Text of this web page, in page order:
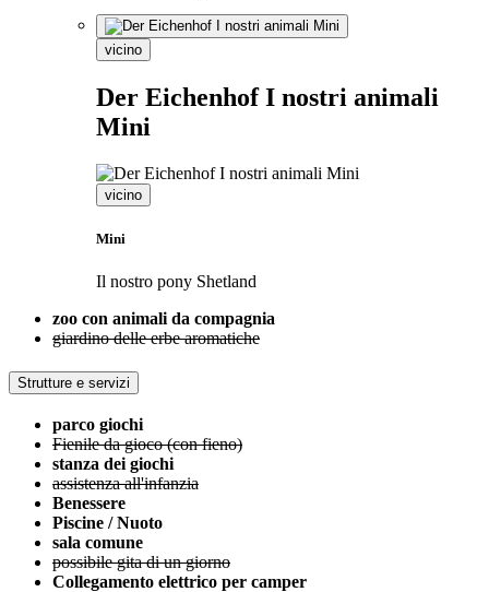
vicino
Der Eichenhof I nostri animali
Mini
vicino
Mini
Il nostro pony Shetland
zoo con animali da compagnia
giardino delle erbe aromatiche
Strutture e servizi
parco giochi
Fienile da gioco (con fieno)
stanza dei giochi
assistenza all'infanzia
Benessere
Piscine / Nuoto
sala comune
possibile gita di un giorno
Collegamento elettrico per camper